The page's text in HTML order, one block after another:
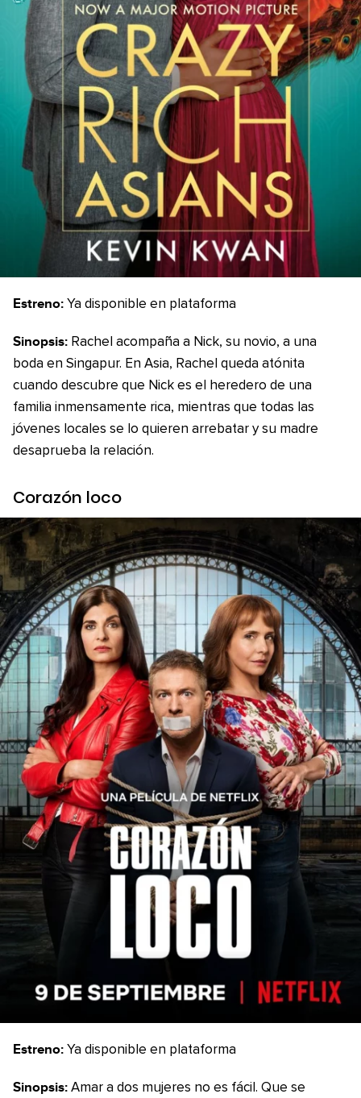
Estreno: Ya disponible en plataforma
Sinopsis: Rachel acompaña a Nick, su novio, a una
boda en Singapur. En Asia, Rachel queda atónita
cuando descubre que Nick es el heredero de una
familia inmensamente rica, mientras que todas las
jóvenes locales se lo quieren arrebatar y su madre
desaprueba la relación.
Corazón loco
Estreno: Ya disponible en plataforma
Sinopsis: Amar a dos mujeres no es fácil. Que se